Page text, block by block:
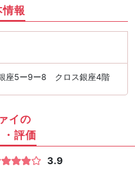
報
座5ー9ー8 クロス銀座4階
イの
・評価
3.9